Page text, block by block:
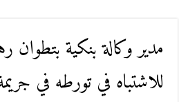
مدير وكالة بنكية بتطوان
للاشتباه في تورطه في